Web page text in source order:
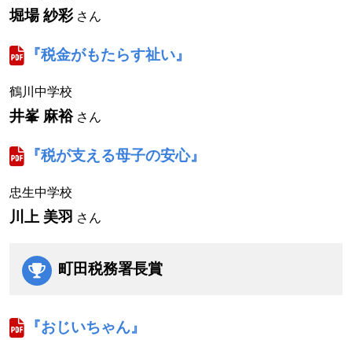
堀場 紗彩さん
『税金がもたらす祉い』
鶴川中学校
井峯 麻裕さん
『税が支える母子の安心』
忠生中学校
川上 美羽 さん
町田税務署長賞
『おじいちゃん』